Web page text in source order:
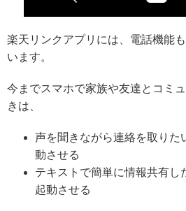
楽天リンクアプリには、電話機能
います。
今までスマホで家族や友達とコミ
きは、
声を聞きながら連絡を取りた
動させる
テキストで簡単に情報共有し
起動させる